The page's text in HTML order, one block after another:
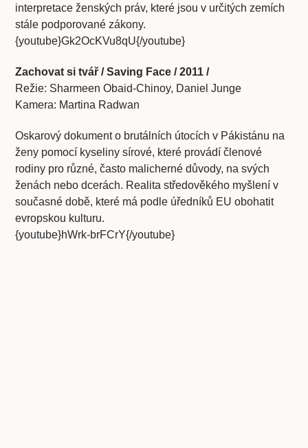
interpretace ženských práv, které jsou v určitých zemích
stále podporované zákony.
{youtube}Gk2OcKVu8qU{/youtube}
Zachovat si tvář / Saving Face / 2011 /
Režie: Sharmeen Obaid-Chinoy, Daniel Junge
Kamera: Martina Radwan
Oskarový dokument o brutálních útocích v Pákistánu na
ženy pomocí kyseliny sírové, které provádí členové
rodiny pro různé, často malicherné důvody, na svých
ženách nebo dcerách. Realita středověkého myšlení v
současné době, které má podle úředníků EU obohatit
evropskou kulturu.
{youtube}hWrk-brFCrY{/youtube}